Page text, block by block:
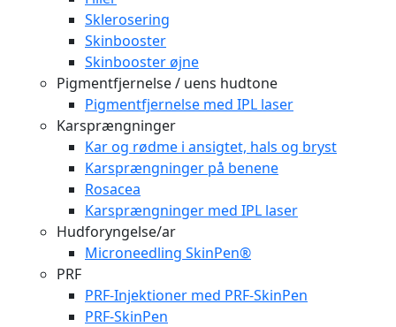
Sklerosering
Skinbooster
Skinbooster øjne
Pigmentfjernelse / uens hudtone
Pigmentfjernelse med IPL laser
Karsprængninger
Kar og rødme i ansigtet, hals og bryst
Karsprængninger på benene
Rosacea
Karsprængninger med IPL laser
Hudforyngelse/ar
Microneedling SkinPen®
PRF
PRF-Injektioner med PRF-SkinPen
PRF-SkinPen